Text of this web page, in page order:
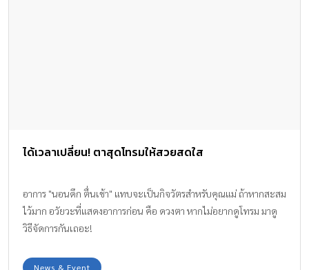
ได้เวลาเปลี่ยน! ตาสุดโทรมให้สวยสดใส
อาการ "นอนดึก ตื่นเช้า" แทบจะเป็นกิจวัตรสำหรับคุณแม่ ถ้าหากสะสม
ไว้มาก อวัยวะที่แสดงอาการก่อน คือ ดวงตา หากไม่อยากดูโทรม มาดู
วิธีจัดการกันเถอะ!
News & Event